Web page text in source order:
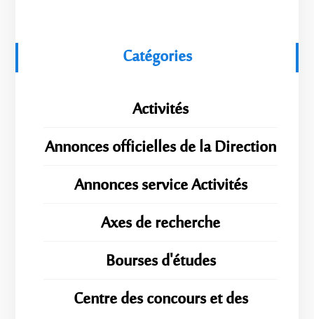
Catégories
Activités
Annonces officielles de la Direction
Annonces service Activités
Axes de recherche
Bourses d'études
Centre des concours et des